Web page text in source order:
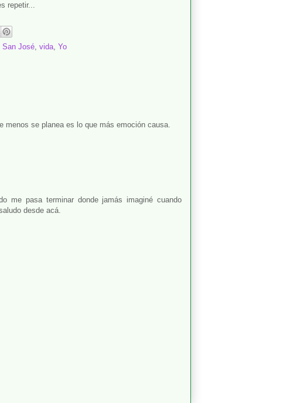
repetir...
San José, vida, Yo
menos se planea es lo que más emoción causa.
me pasa terminar donde jamás imaginé cuando
desde acá.